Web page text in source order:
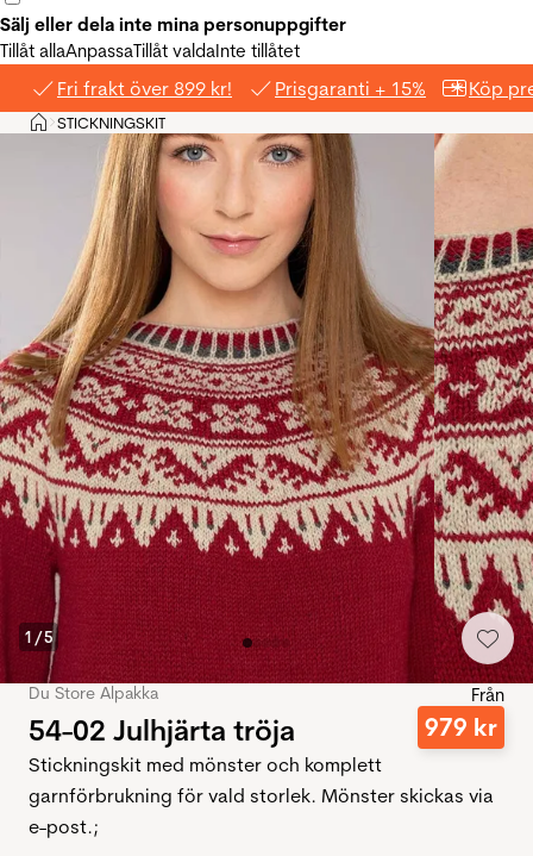
Sälj eller dela inte mina personuppgifter
Tillåt allaAnpassaTillåt valdaInte tillåtet
Fri frakt över 899 kr! Prisgaranti + 15% Köp
Hem
>STICKNINGSKIT
1 /5
Du Store Alpakka
54-02 Julhjärta tröja
Från
979 kr
Stickningskit med mönster och komplett
garnförbrukning för vald storlek. Mönster skickas via
e-post.;